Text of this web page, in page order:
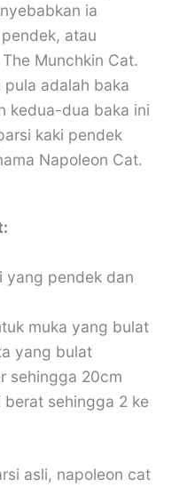
ia
atau
Munchkin Cat.
adalah baka
kedua-dua baka ini
kaki pendek
Napoleon Cat.
yang pendek dan
muka yang bulat
yang bulat
sehingga 20cm
berat sehingga 2 ke
asli, napoleon cat